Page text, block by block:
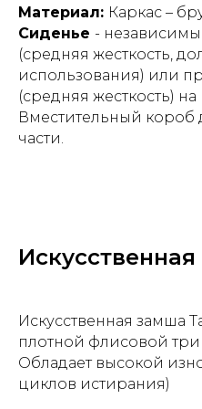
Материал: Каркас –
Сиденье -
(средняя жесткость,
использования) или
(средняя жесткость)
Вместительный короб
части.
Искусственная замша
плотной флисовой
Обладает высокой
циклов истирания)